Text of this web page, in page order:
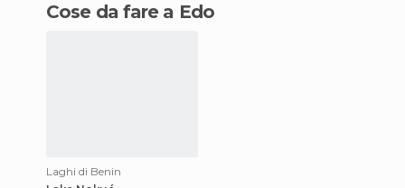
Cose da fare a Edo
Laghi di Benin